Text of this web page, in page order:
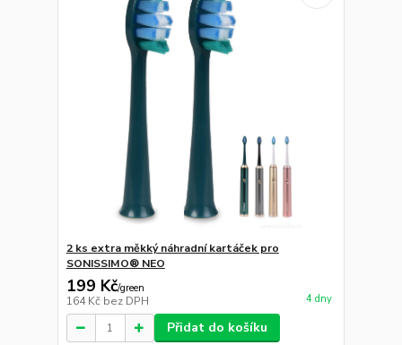
2 ks extra měkký náhradní kartáček pro
SONISSIMO® NEO
199 Kč/green
164 Kč bez DPH 4 dny
Přidat do košíku